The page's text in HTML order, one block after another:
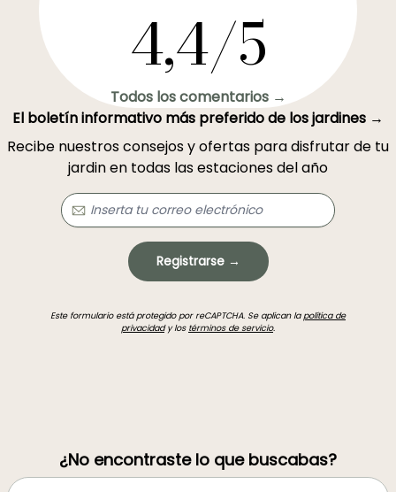
4,4/5
Todos los comentarios →
El boletín informativo más preferido de los jardines →
Recibe nuestros consejos y ofertas para disfrutar de tu
jardin en todas las estaciones del año
Registrarse →
Este formulario está protegido por reCAPTCHA. Se aplican lapolítica de
privacidady los términos de servicio.
¿No encontraste lo que buscabas?